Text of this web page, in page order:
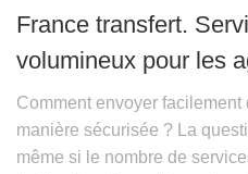
France transfert.
volumineux pour les
Comment envoyer
manière sécurisée ? La
même si le nombre de